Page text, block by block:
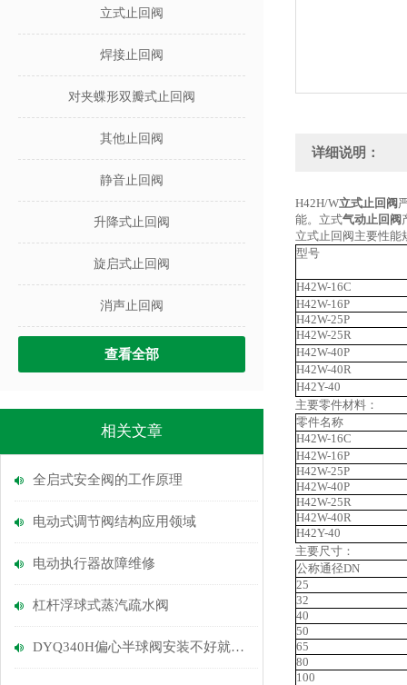
立式止回阀
焊接止回阀
对夹蝶形双瓣式止回阀
其他止回阀
静音止回阀
升降式止回阀
旋启式止回阀
消声止回阀
查看全部
相关文章
全启式安全阀的工作原理
电动式调节阀结构应用领域
电动执行器故障维修
杠杆浮球式蒸汽疏水阀
DYQ340H偏心半球阀安装不好就算白搭
详细说明：
H42H/W立式止回阀
能。立式气动止回阀
立式止回阀主要性能
型号
H42W-16C
H42W-16P
H42W-25P
H42W-25R
H42W-40P
H42W-40R
H42Y-40
主要零件材料：
零件名称
H42W-16C
H42W-16P
H42W-25P
H42W-40P
H42W-25R
H42W-40R
H42Y-40
主要尺寸：
公称通径DN
25
32
40
50
65
80
100